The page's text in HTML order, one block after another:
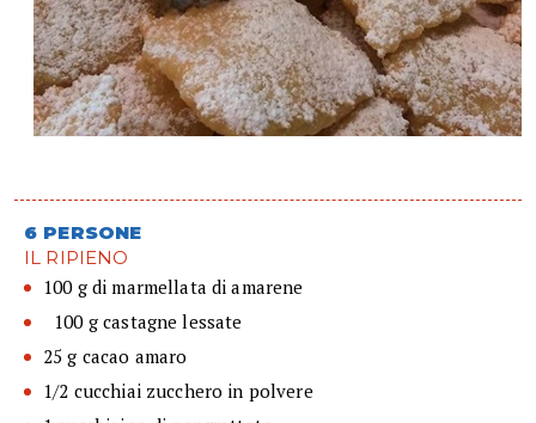
6 PERSONE
IL RIPIENO
100 g di marmellata di amarene
100 g castagne lessate
25 g cacao amaro
1/2 cucchiai zucchero in polvere